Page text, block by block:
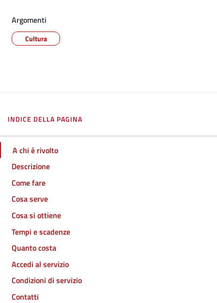
Argomenti
Cultura
INDICE DELLA PAGINA
A chi è rivolto
Descrizione
Come fare
Cosa serve
Cosa si ottiene
Tempi e scadenze
Quanto costa
Accedi al servizio
Condizioni di servizio
Contatti